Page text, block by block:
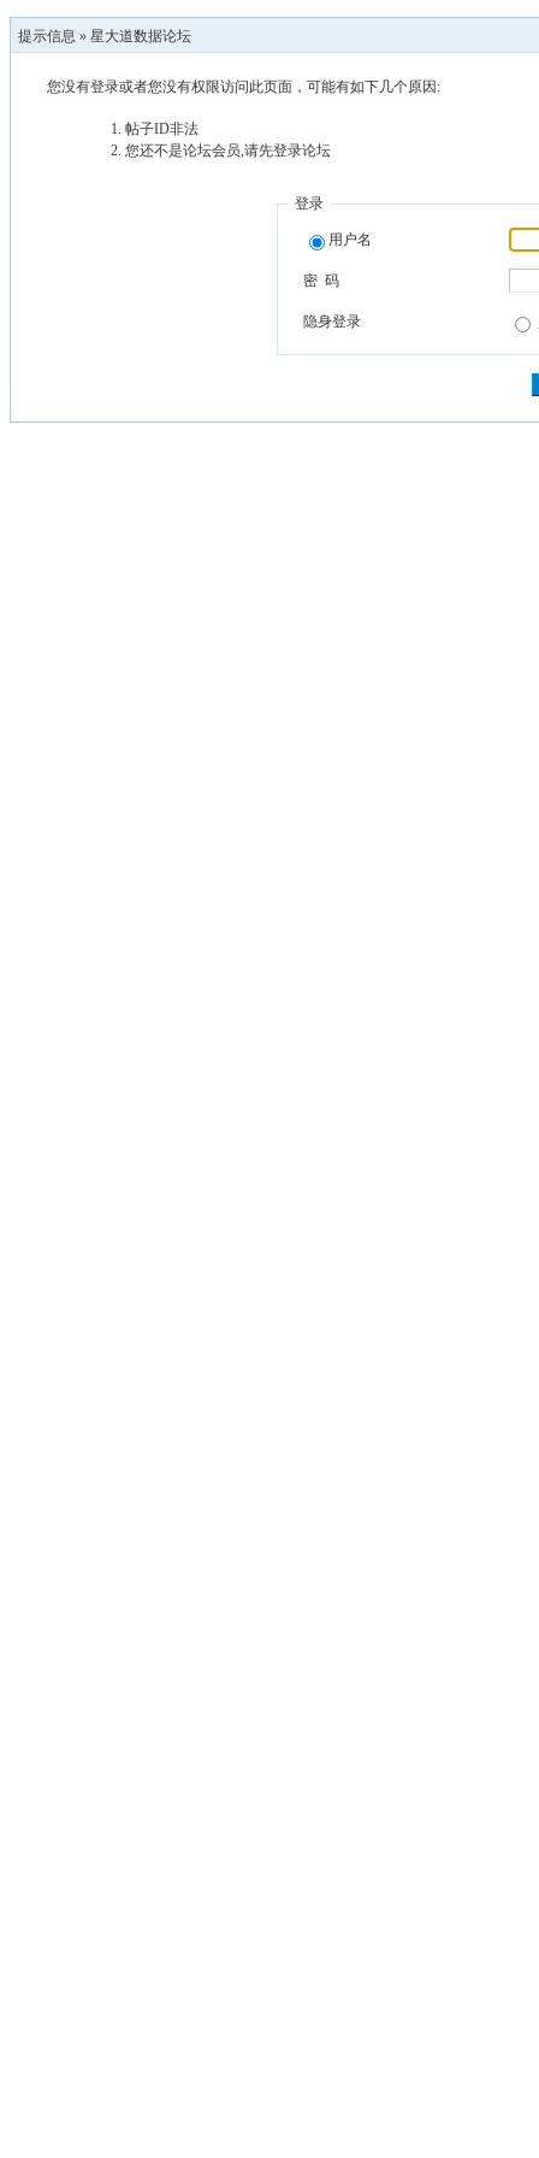
提示信息 » 星大道数据论坛
您没有登录或者您没有权限访问此页面，可能有如下几个原因:
帖子ID非法
您还不是论坛会员,请先登录论坛
登录
用户名
密 码
隐身登录